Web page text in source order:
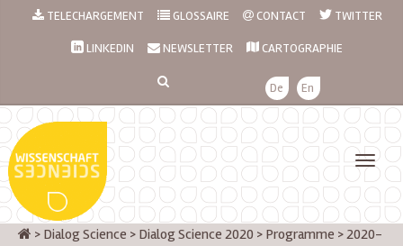
TELECHARGEMENT GLOSSAIRE CONTACT TWITTER
LINKEDIN NEWSLETTER CARTOGRAPHIE
De En
> Dialog Science > Dialog Science 2020 > Programme >2020-